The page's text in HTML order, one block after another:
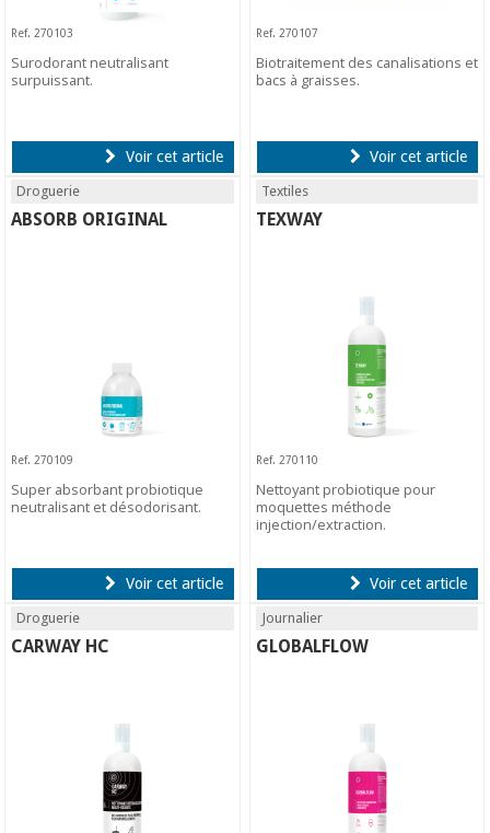
Ref. 270103
Surodorant neutralisant
surpuissant.
Voir cet article
Ref. 270107
Biotraitement des canalisations et
bacs à graisses.
Voir cet article
Droguerie
ABSORB ORIGINAL
Ref. 270109
Super absorbant probiotique
neutralisant et désodorisant.
Voir cet article
Textiles
TEXWAY
Ref. 270110
Nettoyant probiotique pour
moquettes méthode
injection/extraction.
Voir cet article
Droguerie
CARWAY HC
Journalier
GLOBALFLOW